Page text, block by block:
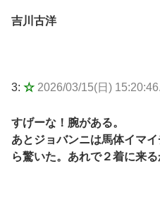
吉川古洋
3: ☆ 2026/03/15(日)
すげーな！腕がある。
あとジョバンニは馬体イマ
ら驚いた。あれで２着に来る